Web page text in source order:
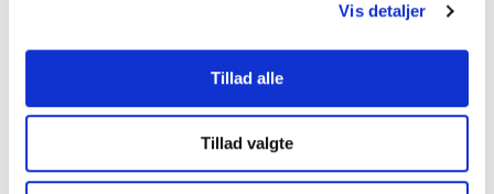
Vis detaljer
Tillad alle
Tillad valgte
Værksted